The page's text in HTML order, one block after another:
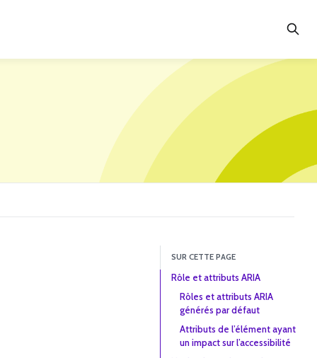
SUR CETTE PAGE
Rôle et attributs ARIA
Rôles et attributs ARIA
générés par défaut
Attributs de l’élément ayant
un impact sur l’accessibilité